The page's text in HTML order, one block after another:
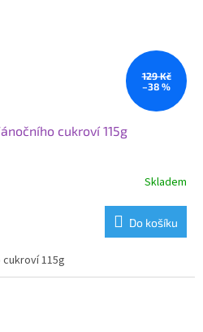
129 Kč
–38 %
cukroví 115g
Skladem
Do košíku
cukroví 115g